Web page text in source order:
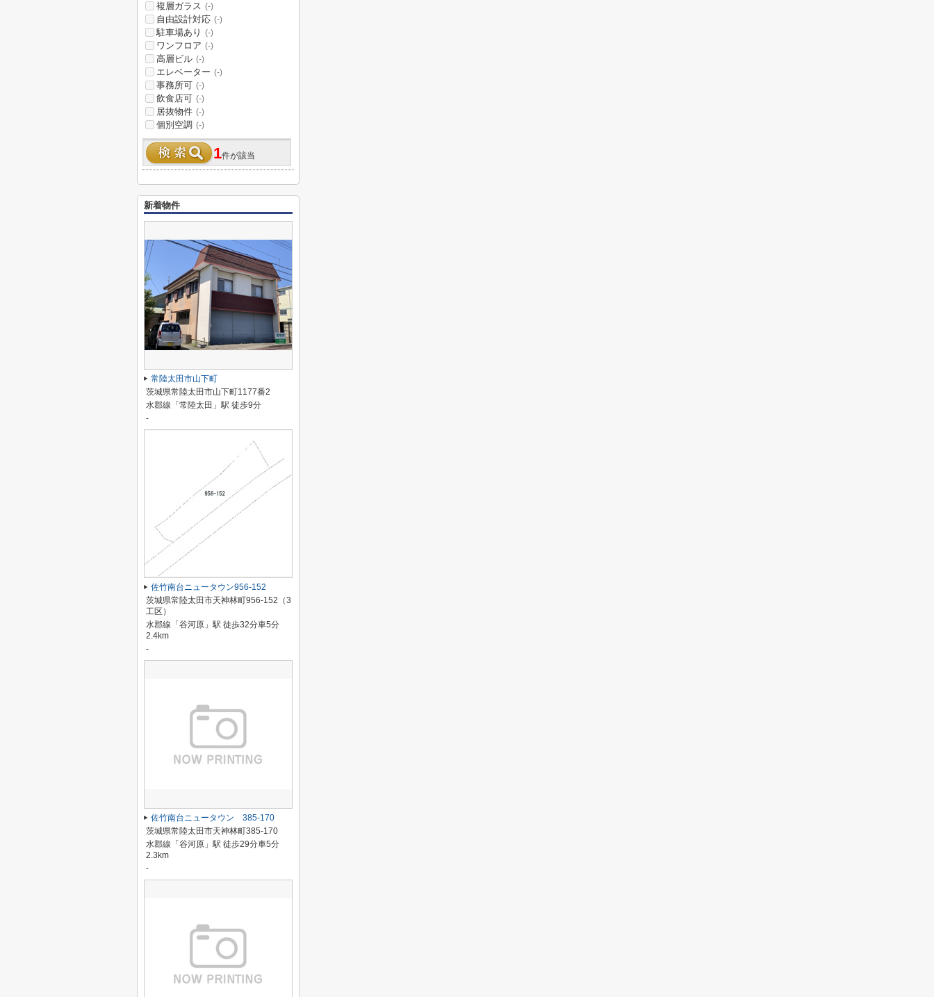
複層ガラス (-)
自由設計対応 (-)
駐車場あり (-)
ワンフロア (-)
高層ビル (-)
エレベーター (-)
事務所可 (-)
飲食店可 (-)
居抜物件 (-)
個別空調 (-)
1件が該当
新着物件
常陸太田市山下町
茨城県常陸太田市山下町1177番2
水郡線「常陸太田」駅 徒歩9分
-
佐竹南台ニュータウン956-152
茨城県常陸太田市天神林町956-152（3
工区）
水郡線「谷河原」駅 徒歩32分車5分
2.4km
-
佐竹南台ニュータウン 385-170
茨城県常陸太田市天神林町385-170
水郡線「谷河原」駅 徒歩29分車5分
2.3km
-